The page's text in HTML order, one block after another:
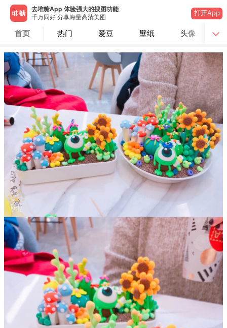
去堆糖App 体验强大的搜图功能
千万同好 分享海量高清美图
打开App
首页 热门 爱豆 壁纸 头像